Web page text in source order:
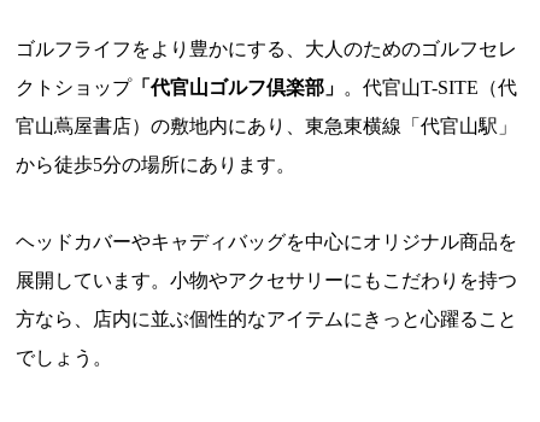
ゴルフライフをより豊かにする、大人のためのゴルフセレ
クトショップ 「代官山ゴルフ倶楽部」 。代官山T-SITE（代
官山蔦屋書店）の敷地内にあり、東急東横線「代官山駅」
から徒歩5分の場所にあります。
ヘッドカバーやキャディバッグを中心にオリジナル商品を
展開しています。小物やアクセサリーにもこだわりを持つ
方なら、店内に並ぶ個性的なアイテムにきっと心躍ること
でしょう。